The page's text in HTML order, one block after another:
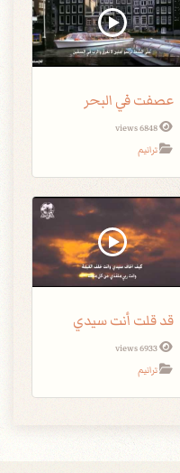
عصفت في البحر
6848 views
ترانيم
قد قلت أنت سيدي
6933 views
ترانيم